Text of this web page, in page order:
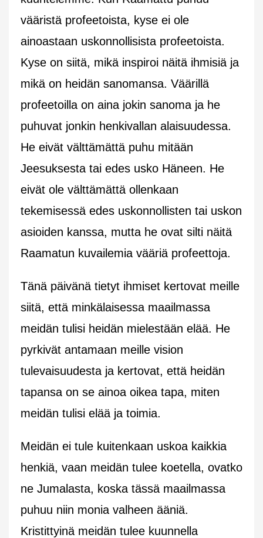
vääristä profeetoista, kyse ei ole
ainoastaan uskonnollisista profeetoista.
Kyse on siitä, mikä inspiroi näitä ihmisiä ja
mikä on heidän sanomansa. Väärillä
profeetoilla on aina jokin sanoma ja he
puhuvat jonkin henkivallan alaisuudessa.
He eivät välttämättä puhu mitään
Jeesuksesta tai edes usko Häneen. He
eivät ole välttämättä ollenkaan
tekemisessä edes uskonnollisten tai uskon
asioiden kanssa, mutta he ovat silti näitä
Raamatun kuvailemia vääriä profeettoja.
Tänä päivänä tietyt ihmiset kertovat meille
siitä, että minkälaisessa maailmassa
meidän tulisi heidän mielestään elää. He
pyrkivät antamaan meille vision
tulevaisuudesta ja kertovat, että heidän
tapansa on se ainoa oikea tapa, miten
meidän tulisi elää ja toimia.
Meidän ei tule kuitenkaan uskoa kaikkia
henkiä, vaan meidän tulee koetella, ovatko
ne Jumalasta, koska tässä maailmassa
puhuu niin monia valheen ääniä.
Kristittyinä meidän tulee kuunnella